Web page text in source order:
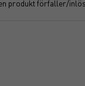
produkt förfaller/